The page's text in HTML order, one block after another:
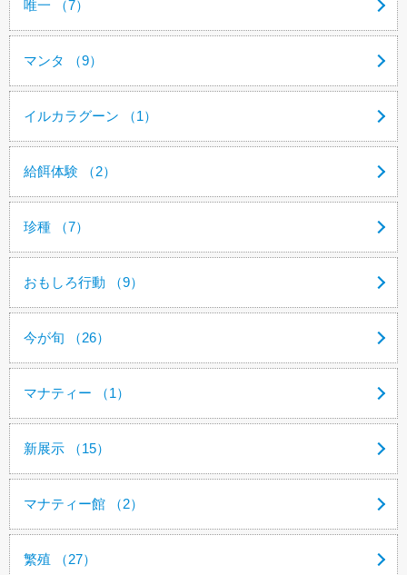
唯一 （7）
マンタ （9）
イルカラグーン （1）
給餌体験 （2）
珍種 （7）
おもしろ行動 （9）
今が旬 （26）
マナティー （1）
新展示 （15）
マナティー館 （2）
繁殖 （27）